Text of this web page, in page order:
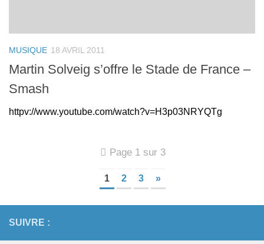
MUSIQUE 18 AVRIL 2011
Martin Solveig s’offre le Stade de France –
Smash
httpv://www.youtube.com/watch?v=H3p03NRYQTg
Page 1 sur 3
1 2 3 »
SUIVRE :